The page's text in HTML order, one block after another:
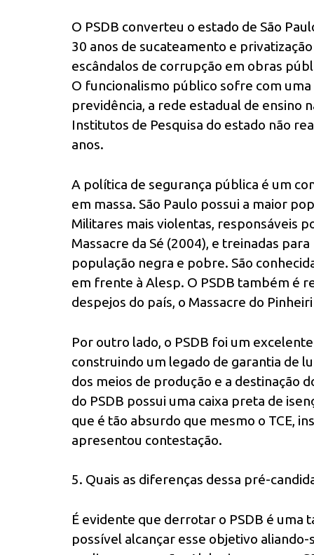
O PSDB converteu o estado de São
30 anos de sucateamento e
escândalos de corrupção em obras
O funcionalismo público sofre com
previdência, a rede estadual de ensino
Institutos de Pesquisa do estado não
anos.
A política de segurança pública é um
em massa. São Paulo possui a maior
Militares mais violentas, responsáveis
Massacre da Sé (2004), e treinadas
população negra e pobre. São
em frente à Alesp. O PSDB também é
despejos do país, o Massacre do
Por outro lado, o PSDB foi um
construindo um legado de garantia de
dos meios de produção e a destinação
do PSDB possui uma caixa preta de
que é tão absurdo que mesmo o TCE,
apresentou contestação.
5. Quais as diferenças dessa pré-
É evidente que derrotar o PSDB é
possível alcançar esse objetivo aliando-